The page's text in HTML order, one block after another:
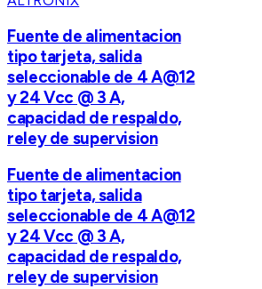
Fuente de alimentacion
tipo tarjeta, salida
seleccionable de 4 A@12
y 24 Vcc @ 3 A,
capacidad de respaldo,
reley de supervision
Fuente de alimentacion
tipo tarjeta, salida
seleccionable de 4 A@12
y 24 Vcc @ 3 A,
capacidad de respaldo,
reley de supervision